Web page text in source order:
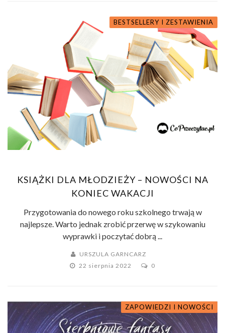
BESTSELLERY I ZESTAWIENIA
KSIĄŻKI DLA MŁODZIEŻY – NOWOŚCI NA
KONIEC WAKACJI
Przygotowania do nowego roku szkolnego trwają w
najlepsze. Warto jednak zrobić przerwę w szykowaniu
wyprawki i poczytać dobrą ...
URSZULA GARNCARZ
22 sierpnia 2022
0
ZAPOWIEDZI I NOWOŚCI